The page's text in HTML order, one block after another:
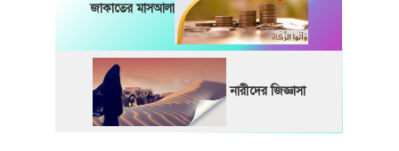
জাকাতের মাসআলা
নারীদের জিজ্ঞাসা